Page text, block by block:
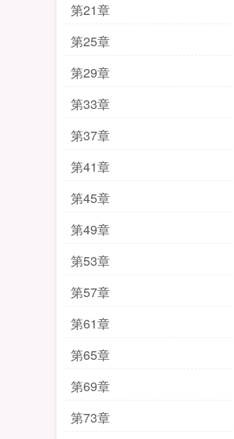
第21章
第25章
第29章
第33章
第37章
第41章
第45章
第49章
第53章
第57章
第61章
第65章
第69章
第73章